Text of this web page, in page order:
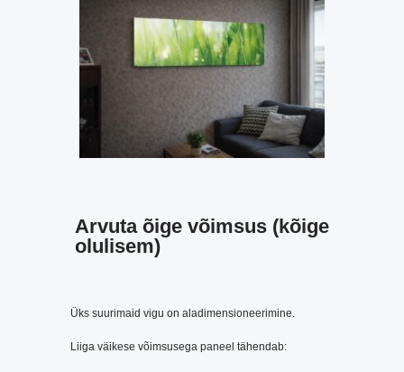
Arvuta õige võimsus (kõige
olulisem)
Üks suurimaid vigu on aladimensioneerimine.
Liiga väikese võimsusega paneel tähendab: